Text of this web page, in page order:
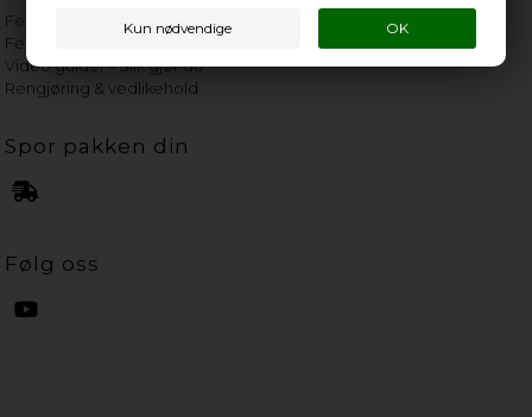
Feilkoder - Søk etter kode
Feilsøk - Søk etter feil
Video guider - Slik gjør du
Rengjøring & vedlikehold
Spor pakken din
Følg oss